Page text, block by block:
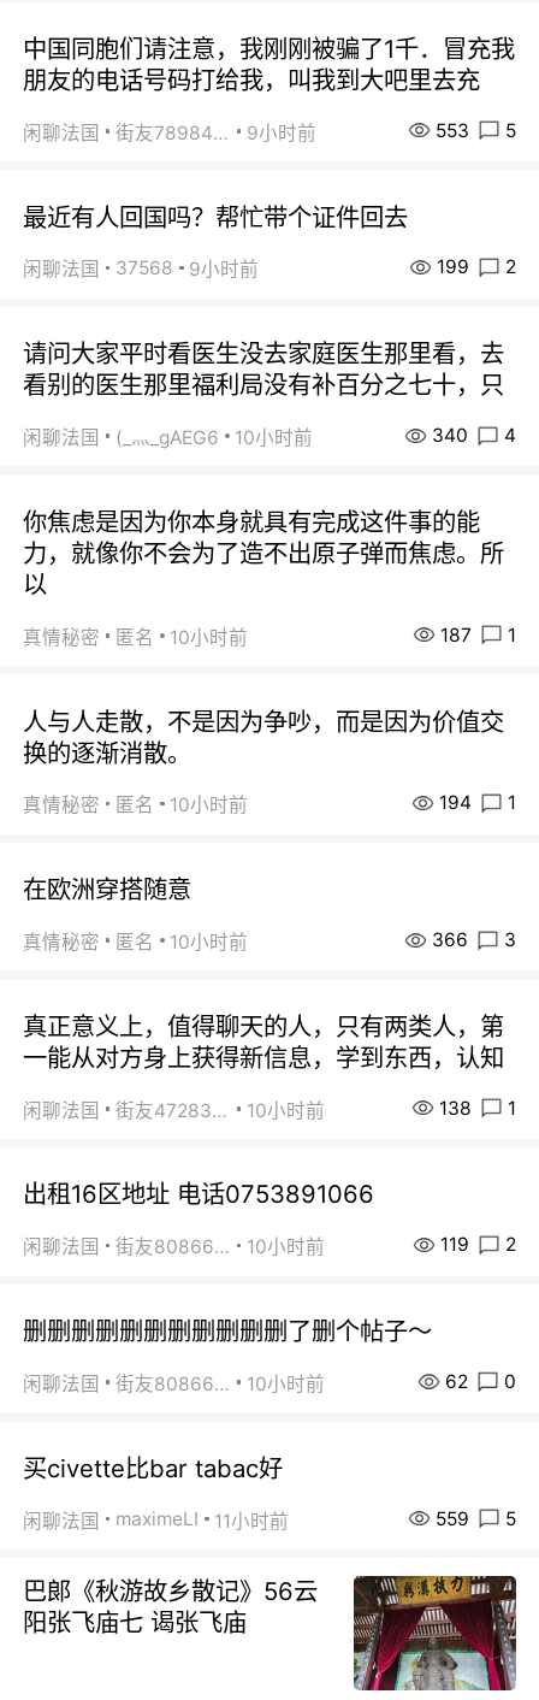
中国同胞们请注意，我刚刚被骗了1千．冒充我
朋友的电话号码打给我，叫我到大吧里去充
闲聊法国 街友78984738 9小时前 553 5
最近有人回国吗？帮忙带个证件回去
闲聊法国 37568 9小时前 199 2
请问大家平时看医生没去家庭医生那里看，去
看别的医生那里福利局没有补百分之七十，只
闲聊法国 (_灬_gAEG6 10小时前 340 4
你焦虑是因为你本身就具有完成这件事的能
力，就像你不会为了造不出原子弹而焦虑。所
以
真情秘密 匿名 10小时前 187 1
人与人走散，不是因为争吵，而是因为价值交
换的逐渐消散。
真情秘密 匿名 10小时前 194 1
在欧洲穿搭随意
真情秘密 匿名 10小时前 366 3
真正意义上，值得聊天的人，只有两类人，第
一能从对方身上获得新信息，学到东西，认知
闲聊法国 街友472838572 10小时前 138 1
出租16区地址 电话0753891066
闲聊法国 街友80866802 10小时前 119 2
删删删删删删删删删删删了删个帖子～
闲聊法国 街友80866802 10小时前 62 0
买civette比bar tabac好
闲聊法国 maximeLI 11小时前 559 5
巴郞《秋游故乡散记》56云
阳张飞庙七 谒张飞庙